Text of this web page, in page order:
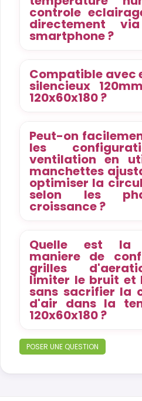
controle
directement
smartphone ?
Compatible avec
silencieux
120x60x180 ?
Peut-on
les
ventilation en
manchettes
optimiser la
selon les
croissance ?
Quelle est la
maniere de
grilles
limiter le bruit et
sans sacrifier la
d'air dans la
120x60x180 ?
POSER UNE QUESTION